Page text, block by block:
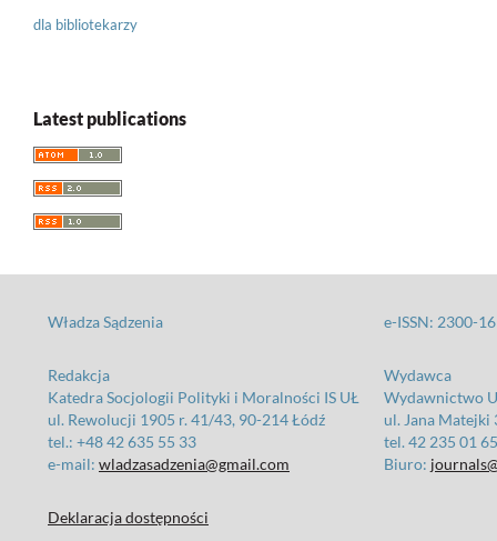
dla bibliotekarzy
Latest publications
Władza Sądzenia e-ISSN: 2300-
Redakcja
Katedra Socjologii Polityki i Moralności IS UŁ
ul. Rewolucji 1905 r. 41/43, 90-214 Łódź
tel.: +48 42 635 55 33
e-mail: wladzasadzenia@gmail.com
Wydawca
Wydawnictwo
ul. Jana Matejki
tel. 42 235 01
Biuro:
Deklaracja dostępności